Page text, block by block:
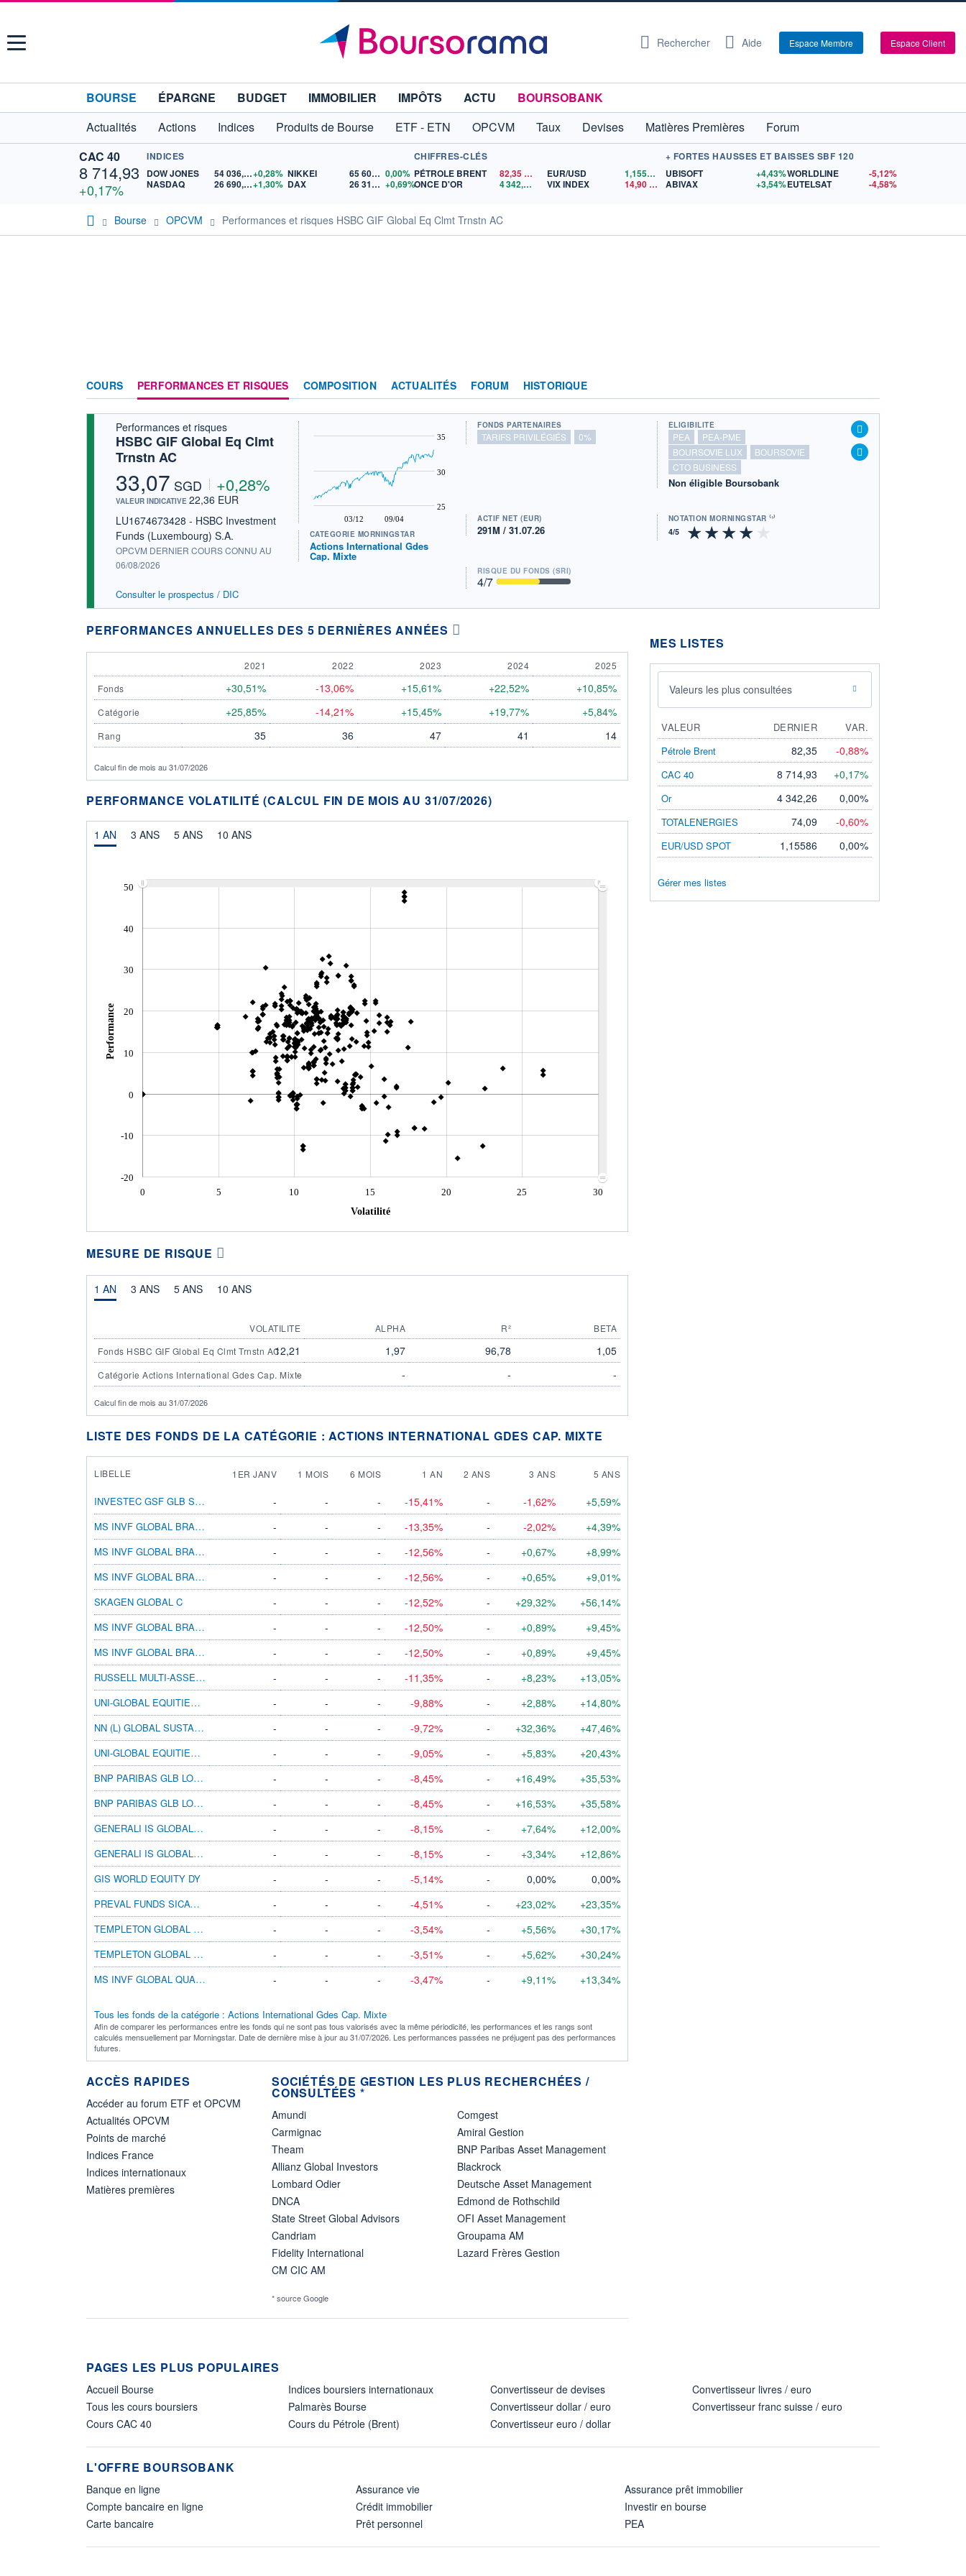
Menu Rechercher Aide Espace Membre Espace Client
BOURSE ÉPARGNE BUDGET IMMOBILIER IMPÔTS ACTU
BOURSOBANK
Actualités
Actions Indices Produits de Bourse ETF - ETN OPCVM Taux Devises Matières Premières
Forum
CAC 40
8 714,93
+0,17%
INDICES
DOW JONES
54 036,93+0,28%
NASDAQ
26 690,62+1,30%
NIKKEI 65 606,71 0,00%
DAX
26 319,45 +0,69%
CHIFFRES-CLÉS
PÉTROLE BRENT
82,35$US
ONCE D'OR
4 342,26 $US
EUR/USD 1,1559$US
VIX INDEX
14,90
+ FORTES HAUSSES ET BAISSES SBF 120
UBISOFT
+4,43%
ABIVAX
+3,54%
WORLDLINE
-5,12%
EUTELSAT
-4,58%
Bourse OPCVM Performances et risques HSBC GIF Global Eq Clmt Trnstn AC
COURS PERFORMANCES ET RISQUES COMPOSITION ACTUALITÉS FORUM HISTORIQUE
Performances et risques
HSBC GIF Global Eq Clmt
Trnstn AC
33,07 SGD +0,28%
VALEUR INDICATIVE 22,36 EUR
LU1674673428 - HSBC Investment
Funds (Luxembourg) S.A.
OPCVM DERNIER COURS CONNU AU
06/08/2026
Consulter le prospectus / DIC
03/12 09/04
25
30
35
CATÉGORIE MORNINGSTAR
Actions International Gdes
Cap. Mixte
FONDS PARTENAIRES
TARIFS PRIVILÉGIÉS 0%
ÉLIGIBILITÉ
PEA
PEA-PME
BOURSOVIE LUX
BOURSOVIE
CTO BUSINESS
Non éligible Boursobank
ACTIF NET (EUR)
291M / 31.07.26
NOTATION MORNINGSTAR ⁽¹⁾
RISQUE DU FONDS (SRI)
4/7
PERFORMANCES ANNUELLES DES 5 DERNIÈRES ANNÉES
2021 2022 2023 2024
2025
Fonds
+30,51% -13,06% +15,61% +22,52% +10,85%
Catégorie +25,85% -14,21% +15,45% +19,77% +5,84%
Rang 35 36 47 41 14
Calcul fin de mois au 31/07/2026
PERFORMANCE VOLATILITÉ (CALCUL FIN DE MOIS AU 31/07/2026)
1 AN 3 ANS 5 ANS 10 ANS
-20
-10
0
10
20
30
40
50
Performance
0 5 10 15 20 25
30
Volatilité
MESURE DE RISQUE
1 AN 3 ANS 5 ANS 10 ANS
VOLATILITE ALPHA R²
BETA
Fonds HSBC GIF Global Eq Clmt Trnstn AC12,21 1,97 96,78 1,05
Catégorie Actions International Gdes Cap. Mixte
- - - -
Calcul fin de mois au 31/07/2026
LISTE DES FONDS DE LA CATÉGORIE : ACTIONS INTERNATIONAL GDES CAP. MIXTE
LIBELLE 1ER JANV 1 MOIS 6 MOIS 1 AN 2 ANS 3 ANS 5 ANS
INVESTEC GSF GLB STRAT EQ S INC EUR - - - -15,41% - -1,62%
+5,59%
MS INVF GLOBAL BRANDS AX
- - - -13,35% - -2,02%
+4,39%
MS INVF GLOBAL BRANDS F
- - - -12,56% - +0,67%
+8,99%
MS INVF GLOBAL BRANDS FX
- - - -12,56% - +0,65% +9,01%
SKAGEN GLOBAL C - - - -12,52% - +29,32%
+56,14%
MS INVF GLOBAL BRANDS Z
- - - -12,50% - +0,89%
+9,45%
MS INVF GLOBAL BRANDS ZX
- - - -12,50% - +0,89%
+9,45%
RUSSELL MULTI-ASSET 90 A ACC
- - - -11,35% - +8,23%
+13,05%
UNI-GLOBAL EQUITIES WORLD TA-USD
- - - -9,88% - +2,88%
+14,80%
NN (L) GLOBAL SUSTAINABLE EQ V CAP EUR
- - - -9,72% - +32,36%
+47,46%
UNI-GLOBAL EQUITIES WORLD RAC-EUR
- - - -9,05% - +5,83%
+20,43%
BNP PARIBAS GLB LOW VOL EQ CL CZK CAP
- - - -8,45% - +16,49%
+35,53%
BNP PARIBAS GLB LOW VOL EQ CL USD MD DIS
- - - -8,45% - +16,53%
+35,58%
GENERALI IS GLOBAL EQUITY AX
- - - -8,15% - +7,64%
+12,00%
GENERALI IS GLOBAL EQUITY AY
- - - -8,15% - +3,34% +12,86%
GIS WORLD EQUITY DY - - - -5,14% - 0,00%
0,00%
PREVAL FUNDS SICAV - WORLD WINNERS I EUR
- - - -4,51% - +23,02%
+23,35%
TEMPLETON GLOBAL A(ACC)HKD
- - - -3,54% - +5,56%
+30,17%
TEMPLETON GLOBAL A(ACC)SGD
- - - -3,51% - +5,62%
+30,24%
MS INVF GLOBAL QUALITY A
- - - -3,47% - +9,11% +13,34%
Tous les fonds de la catégorie : Actions International Gdes Cap. Mixte
Afin de comparer les performances entre les fonds qui ne sont pas tous valorisés avec la même périodicité, les performances et les rangs sont
calculés mensuellement par Morningstar. Date de dernière mise à jour au 31/07/2026. Les performances passées ne préjugent pas des performances
futures.
ACCÈS RAPIDES
Accéder au forum ETF et OPCVM
Actualités OPCVM
Points de marché
Indices France
Indices internationaux
Matières premières
SOCIÉTÉS DE GESTION LES PLUS RECHERCHÉES /
CONSULTÉES *
Amundi
Carmignac
Theam
Allianz Global Investors
Lombard Odier
DNCA
State Street Global Advisors
Candriam
Fidelity International
CM CIC AM
Comgest
Amiral Gestion
BNP Paribas Asset Management
Blackrock
Deutsche Asset Management
Edmond de Rothschild
OFI Asset Management
Groupama AM
Lazard Frères Gestion
* source Google
MES LISTES
Valeurs les plus consultées
VALEUR DERNIER
VAR.
Pétrole Brent
82,35 -0,88%
CAC 40 8 714,93 +0,17%
Or 4 342,26 0,00%
TOTALENERGIES 74,09 -0,60%
EUR/USD SPOT 1,15586 0,00%
Gérer mes listes
PAGES LES PLUS POPULAIRES
Accueil Bourse
Tous les cours boursiers
Cours CAC 40
Indices boursiers internationaux
Palmarès Bourse
Cours du Pétrole (Brent)
Convertisseur de devises
Convertisseur dollar / euro
Convertisseur euro / dollar
Convertisseur livres / euro
Convertisseur franc suisse / euro
L'OFFRE BOURSOBANK
Banque en ligne
Compte bancaire en ligne
Carte bancaire
Assurance vie
Crédit immobilier
Prêt personnel
Assurance prêt immobilier
Investir en bourse
PEA